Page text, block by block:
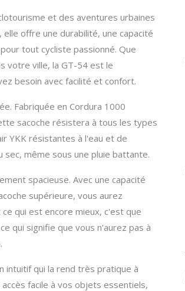
et des aventures urbaines
offre une durabilité, une capacité
tout cycliste passionné. Que
votre ville, la GT-54 est le
besoin avec facilité et confort.
Fabriquée en Cordura 1000
sacoche résistera à tous les types
YKK résistantes à l'eau et de
même sous une pluie battante.
spacieuse. Avec une capacité
supérieure, vous aurez
qui est encore mieux, c'est que
qui signifie que vous n'aurez pas à
intuitif qui la rend très pratique à
facile à vos objets essentiels,